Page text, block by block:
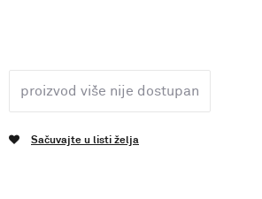
proizvod više nije dostupan
Sačuvajte u listi želja